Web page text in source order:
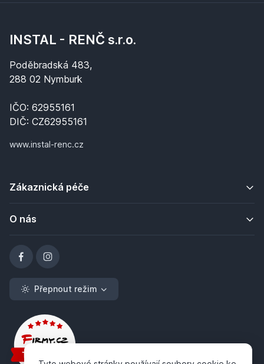
INSTAL - RENČ s.r.o.
Poděbradská 483,
288 02 Nymburk
IČO: 62955161
DIČ: CZ62955161
www.instal-renc.cz
Zákaznická péče
O nás
Přepnout režim